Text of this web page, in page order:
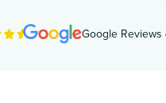
Google Reviews